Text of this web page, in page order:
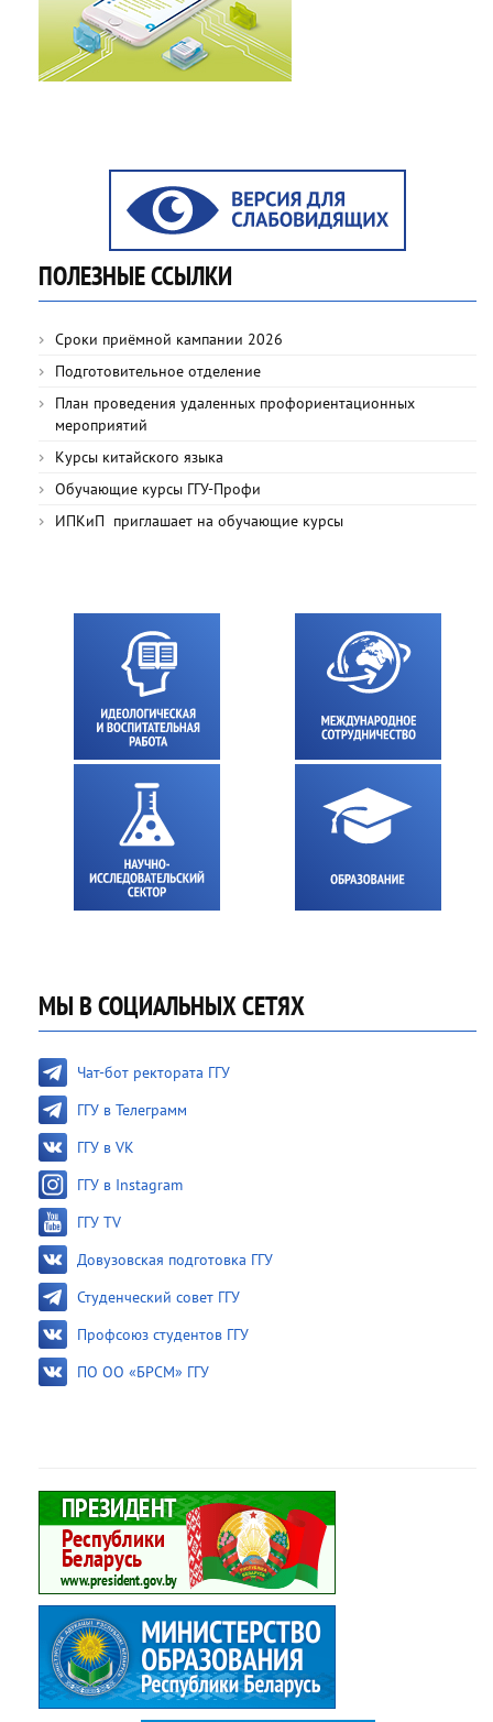
ПОЛЕЗНЫЕ ССЫЛКИ
Сроки приёмной кампании 2026
Подготовительное отделение
План проведения удаленных профориентационных
мероприятий
Курсы китайского языка
Обучающие курсы ГГУ-Профи
ИПКиП приглашает на обучающие курсы
МЫ В СОЦИАЛЬНЫХ СЕТЯХ
Чат-бот ректората ГГУ
ГГУ в Телеграмм
ГГУ в VK
ГГУ в Instagram
ГГУ TV
Довузовская подготовка ГГУ
Студенческий совет ГГУ
Профсоюз студентов ГГУ
ПО ОО «БРСМ» ГГУ